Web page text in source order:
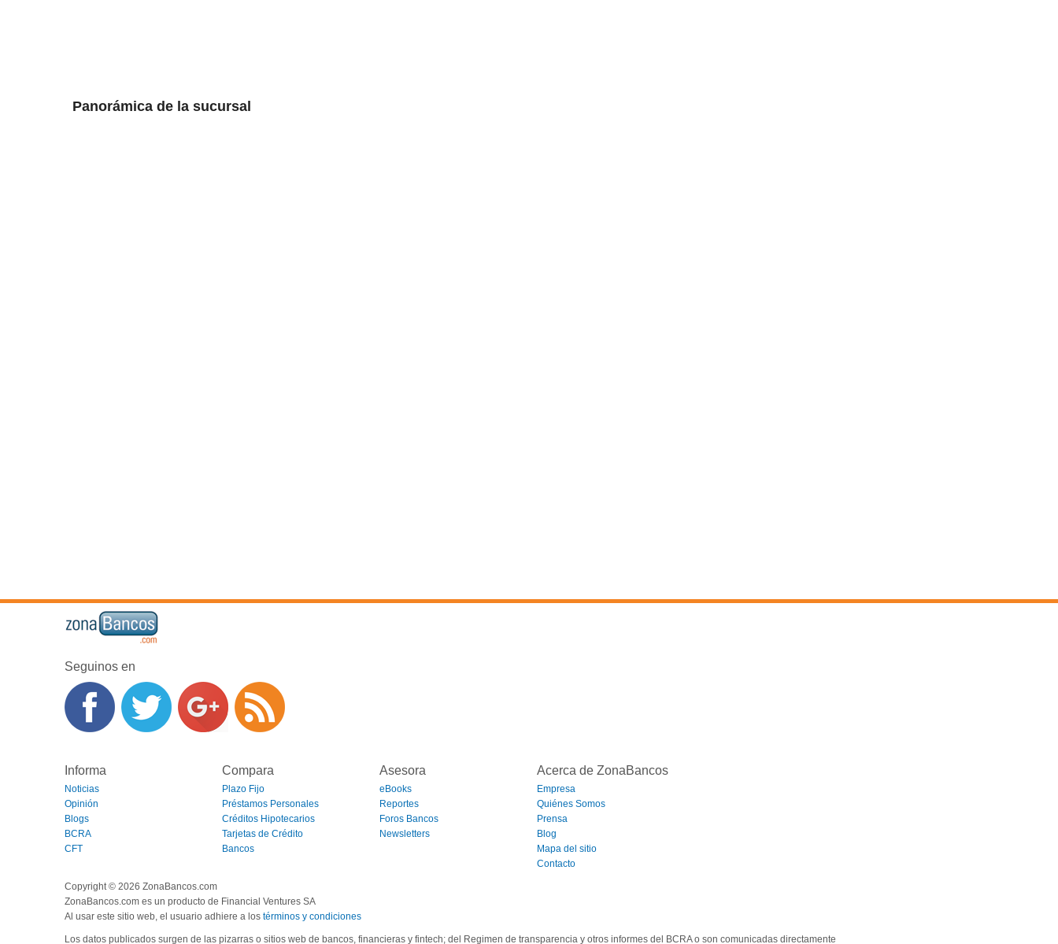
Panorámica de la sucursal
Seguinos en
Informa
Noticias
Opinión
Blogs
BCRA
CFT
Compara
Plazo Fijo
Préstamos Personales
Créditos Hipotecarios
Tarjetas de Crédito
Bancos
Asesora
eBooks
Reportes
Foros Bancos
Newsletters
Acerca de ZonaBancos
Empresa
Quiénes Somos
Prensa
Blog
Mapa del sitio
Contacto
Copyright © 2026 ZonaBancos.com
ZonaBancos.com es un producto de Financial Ventures SA
Al usar este sitio web, el usuario adhiere a los términos y condiciones
Los datos publicados surgen de las pizarras o sitios web de bancos, financieras y fintech; del Regimen de transparencia y otros informes del BCRA o son comunicadas directamente